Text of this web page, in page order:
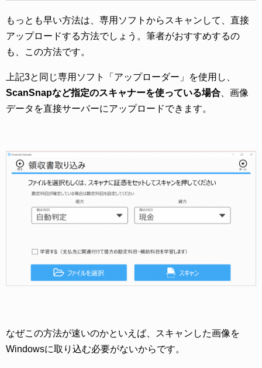
もっとも早い方法は、専用ソフトからスキャンして、直接
アップロードする方法でしょう。筆者がおすすめするの
も、この方法です。
上記3と同じ専用ソフト「アップローダー」を使用し、
ScanSnapなど指定のスキャナーを使っている場合 、画像
データを直接サーバーにアップロードできます。
なぜこの方法が速いのかといえば、スキャンした画像を
Windowsに取り込む必要がないからです。